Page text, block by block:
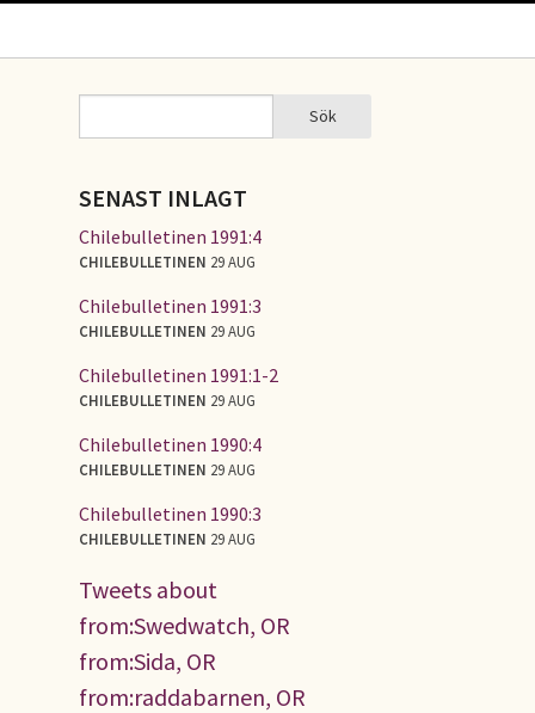
SÖKFORMULÄR Sök
SENAST INLAGT
Chilebulletinen 1991:4
CHILEBULLETINEN 29 AUG
Chilebulletinen 1991:3
CHILEBULLETINEN 29 AUG
Chilebulletinen 1991:1-2
CHILEBULLETINEN 29 AUG
Chilebulletinen 1990:4
CHILEBULLETINEN 29 AUG
Chilebulletinen 1990:3
CHILEBULLETINEN 29 AUG
Tweets about
from:Swedwatch, OR
from:Sida, OR
from:raddabarnen, OR